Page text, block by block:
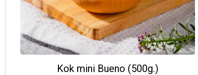
Kok mini Bueno (500g.)